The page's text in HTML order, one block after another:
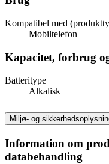
Kompatibel med
Mobiltelefon
Kapacitet, forbrug
Batteritype
Alkalisk
Miljø- og
Information om
databehandling